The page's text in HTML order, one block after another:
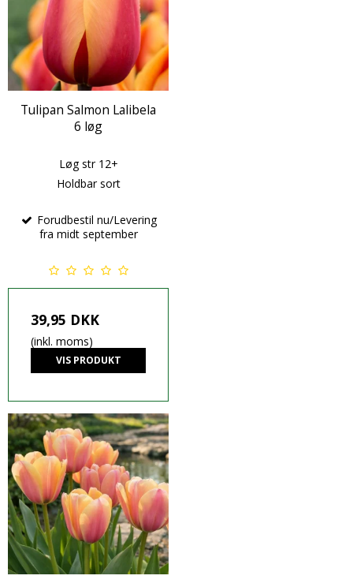
Tulipan Salmon Lalibela
6 løg
Løg str 12+
Holdbar sort
Forudbestil nu/Levering
fra midt september
39,95 DKK
(inkl. moms)
VIS PRODUKT